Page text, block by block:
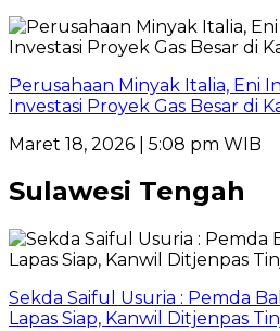
Perusahaan Minyak Italia, Eni
Investasi Proyek Gas Besar di
Maret 18, 2026 | 5:08 pm WIB
Sulawesi Tengah
Sekda Saiful Usuria : Pemda
Lapas Siap, Kanwil Ditjenpas